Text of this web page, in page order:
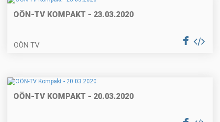
OÖN-TV KOMPAKT - 23.03.2020
OÖN TV
OÖN-TV KOMPAKT - 20.03.2020